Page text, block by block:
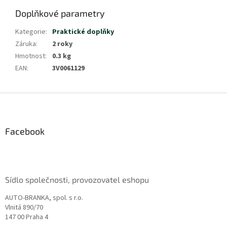
Doplňkové parametry
Kategorie: Praktické doplňky
Záruka:
2 roky
Hmotnost:
0.3 kg
EAN: 3V0061129
Facebook
Sídlo společnosti, provozovatel eshopu
AUTO-BRANKA, spol. s r.o.
Vlnitá 890/70
147 00 Praha 4